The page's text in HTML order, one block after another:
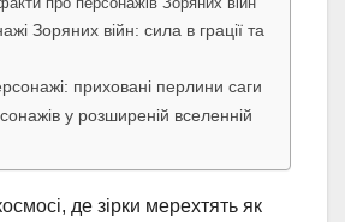
Зоряних війн: сила в грації та
приховані перлини саги
у розширеній вселенній
де зірки мерехтять як